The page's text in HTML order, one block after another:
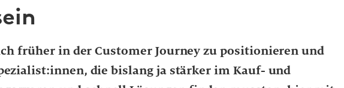
früher in der Customer Journey zu positionieren und
die bislang ja stärker im Kauf- und